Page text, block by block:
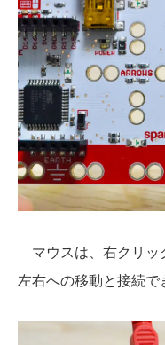
マウスは、右クリッ
左右への移動と接続で